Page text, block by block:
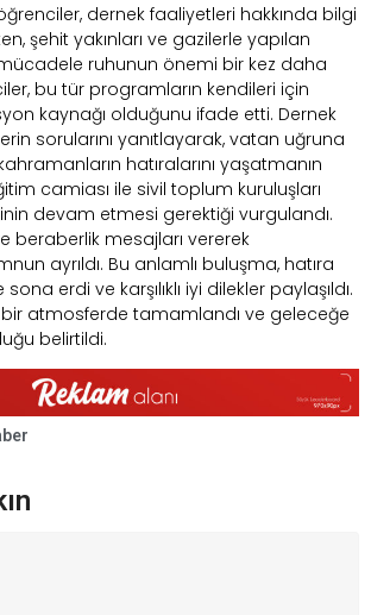
dernek faaliyetleri hakkında bilgi
şehit yakınları ve gazilerle yapılan
ruhunun önemi bir kez daha
bu tür programların kendileri için
kaynağı olduğunu ifade etti. Dernek
sorularını yanıtlayarak, vatan uğruna
hatıralarını yaşatmanın
camiası ile sivil toplum kuruluşları
devam etmesi gerektiği vurgulandı.
beraberlik mesajları vererek
ayrıldı. Bu anlamlı buluşma, hatıra
erdi ve karşılıklı iyi dilekler paylaşıldı.
atmosferde tamamlandı ve geleceğe
belirtildi.